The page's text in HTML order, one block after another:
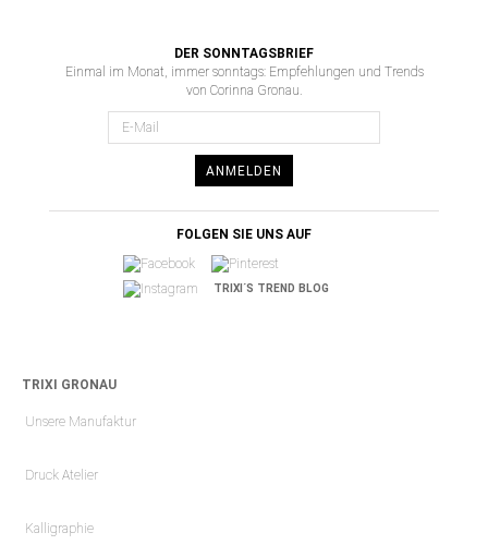
DER SONNTAGSBRIEF
Einmal im Monat, immer sonntags: Empfehlungen und Trends
von Corinna Gronau.
ANMELDEN
FOLGEN SIE UNS AUF
TRIXI´S TREND BLOG
TRIXI GRONAU
Unsere Manufaktur
Druck Atelier
Kalligraphie